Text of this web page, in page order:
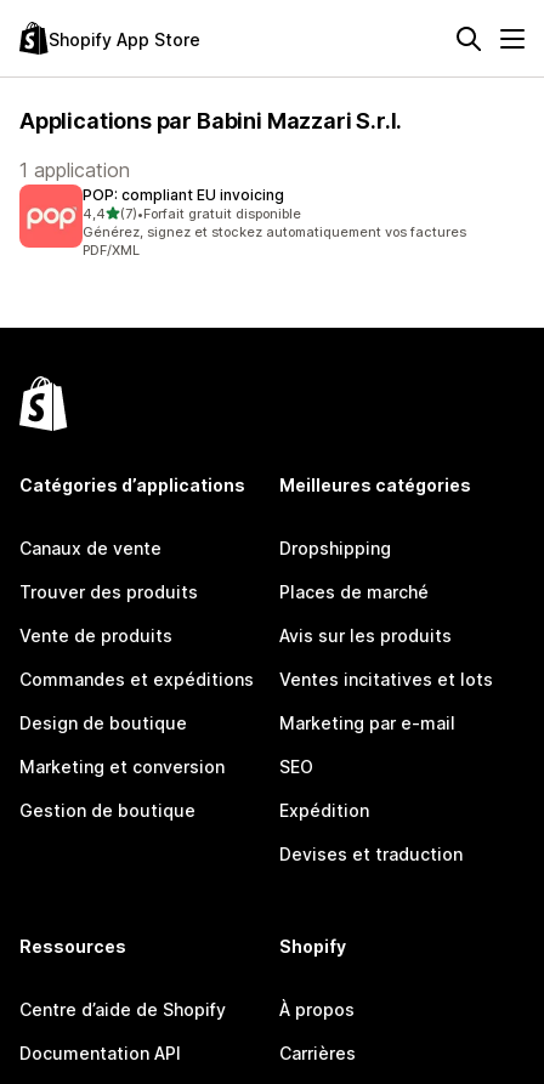
Shopify App Store
Applications par Babini Mazzari S.r.l.
1 application
POP: compliant EU invoicing
4,4étoile(s) sur 5
(7)
7 avis au total
•Forfait gratuit disponible
Générez, signez et stockez automatiquement vos factures
PDF/XML
Catégories d’applications
Canaux de vente
Trouver des produits
Vente de produits
Commandes et expéditions
Design de boutique
Marketing et conversion
Gestion de boutique
Meilleures catégories
Dropshipping
Places de marché
Avis sur les produits
Ventes incitatives et lots
Marketing par e-mail
SEO
Expédition
Devises et traduction
Ressources
Centre d’aide de Shopify
Documentation API
Shopify
À propos
Carrières